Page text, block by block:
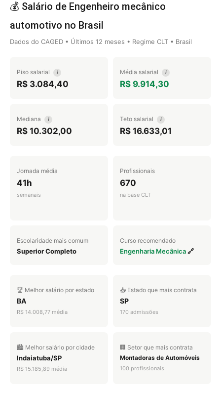
💰 Salário de Engenheiro mecânico
automotivo no Brasil
Dados do CAGED • Últimos 12 meses • Regime CLT • Brasil
Piso salarial i
R$ 3.084,40
Média salarial i
R$ 9.914,30
Mediana i
R$ 10.302,00
Teto salarial i
R$ 16.633,01
Jornada média
41h
semanais
Profissionais
670
na base CLT
Escolaridade mais comum
Superior Completo
Curso recomendado
Engenharia Mecânica🔗
🏆 Melhor salário por estado
BA
R$ 14.008,77 média
📥 Estado que mais contrata
SP
170 admissões
🏙️ Melhor salário por cidade
Indaiatuba/SP
R$ 15.185,89 média
🏢 Setor que mais contrata
Montadoras de Automóveis
100 profissionais